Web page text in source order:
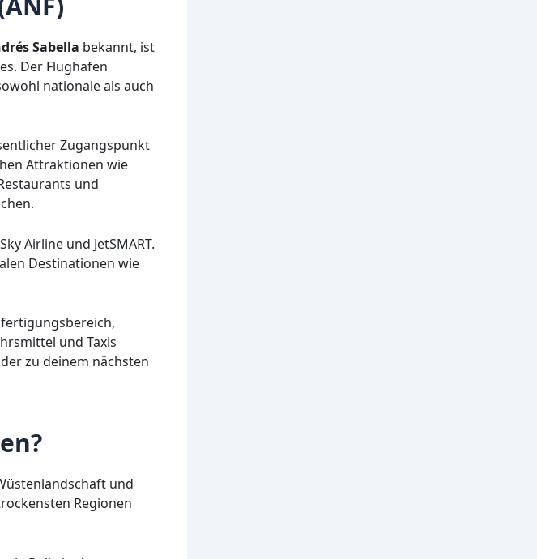
Sabella bekannt, ist
Der Flughafen
nationale als auch
Zugangspunkt
Attraktionen wie
und
Airline und JetSMART.
Destinationen wie
und Taxis
zu deinem nächsten
und
Regionen